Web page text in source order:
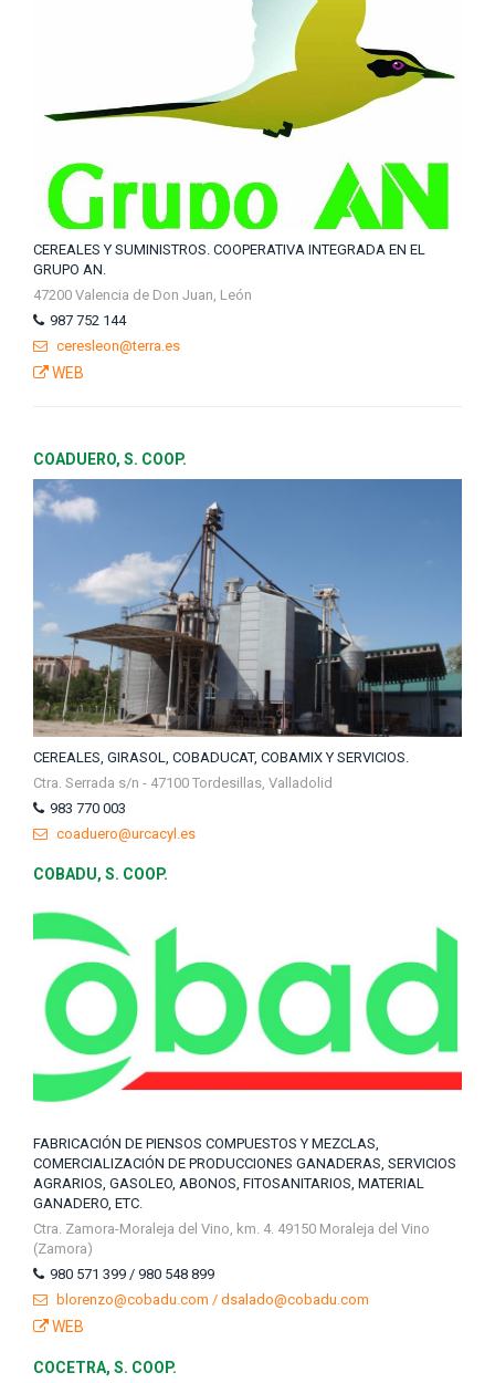
CEREALES Y SUMINISTROS. COOPERATIVA INTEGRADA EN EL
GRUPO AN.
47200 Valencia de Don Juan, León
987 752 144
ceresleon@terra.es
WEB
COADUERO, S. COOP.
CEREALES, GIRASOL, COBADUCAT, COBAMIX Y SERVICIOS.
Ctra. Serrada s/n - 47100 Tordesillas, Valladolid
983 770 003
coaduero@urcacyl.es
COBADU, S. COOP.
FABRICACIÓN DE PIENSOS COMPUESTOS Y MEZCLAS,
COMERCIALIZACIÓN DE PRODUCCIONES GANADERAS, SERVICIOS
AGRARIOS, GASOLEO, ABONOS, FITOSANITARIOS, MATERIAL
GANADERO, ETC.
Ctra. Zamora-Moraleja del Vino, km. 4. 49150 Moraleja del Vino
(Zamora)
980 571 399 / 980 548 899
blorenzo@cobadu.com / dsalado@cobadu.com
WEB
COCETRA, S. COOP.